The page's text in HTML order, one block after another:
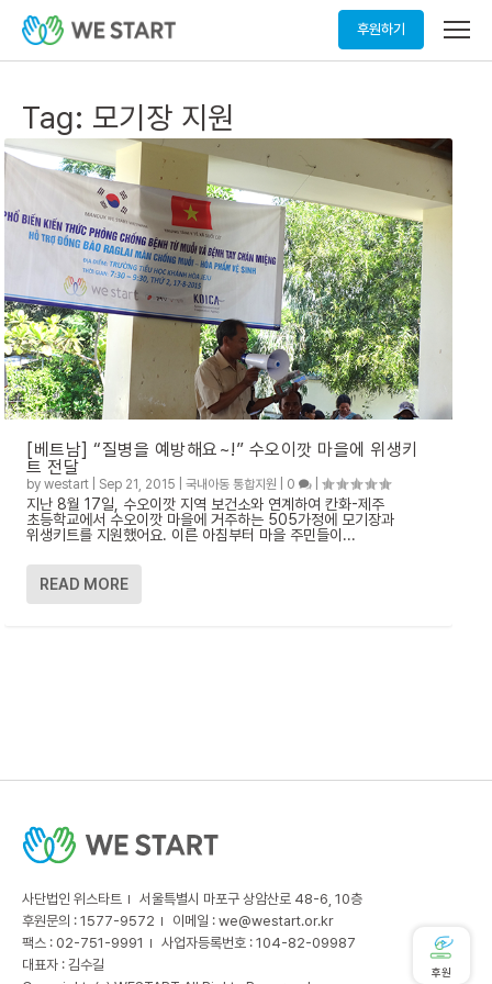
후원하기
메
열
Tag: 모기장 지원
[베트남] “질병을 예방해요~!” 수오이깟 마을에 위생키
트 전달
by westart Sep 21, 2015 국내아동 통합지원 0
지난 8월 17일, 수오이깟 지역 보건소와 연계하여 칸화-제주
초등학교에서 수오이깟 마을에 거주하는 505가정에 모기장과
위생키트를 지원했어요. 이른 아침부터 마을 주민들이...
READ MORE
사단법인 위스타트
서울특별시 마포구 상암산로 48-6, 10층
후원문의 : 1577-9572
이메일 : we@westart.or.kr
팩스 : 02-751-9991
사업자등록번호 : 104-82-09987
대표자 : 김수길
후원